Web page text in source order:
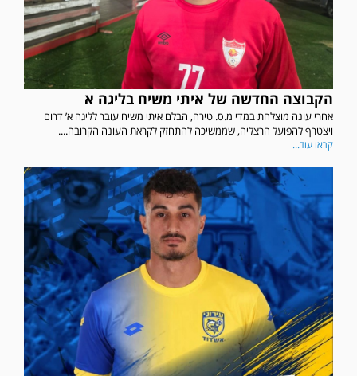
הקבוצה החדשה של איתי משיח בליגה א
אחרי עונה מוצלחת במדי מ.ס. טירה, הבלם איתי משיח עובר לליגה א’ דרום
ויצטרף להפועל הרצליה, שממשיכה להתחזק לקראת העונה הקרובה....
קראו עוד...